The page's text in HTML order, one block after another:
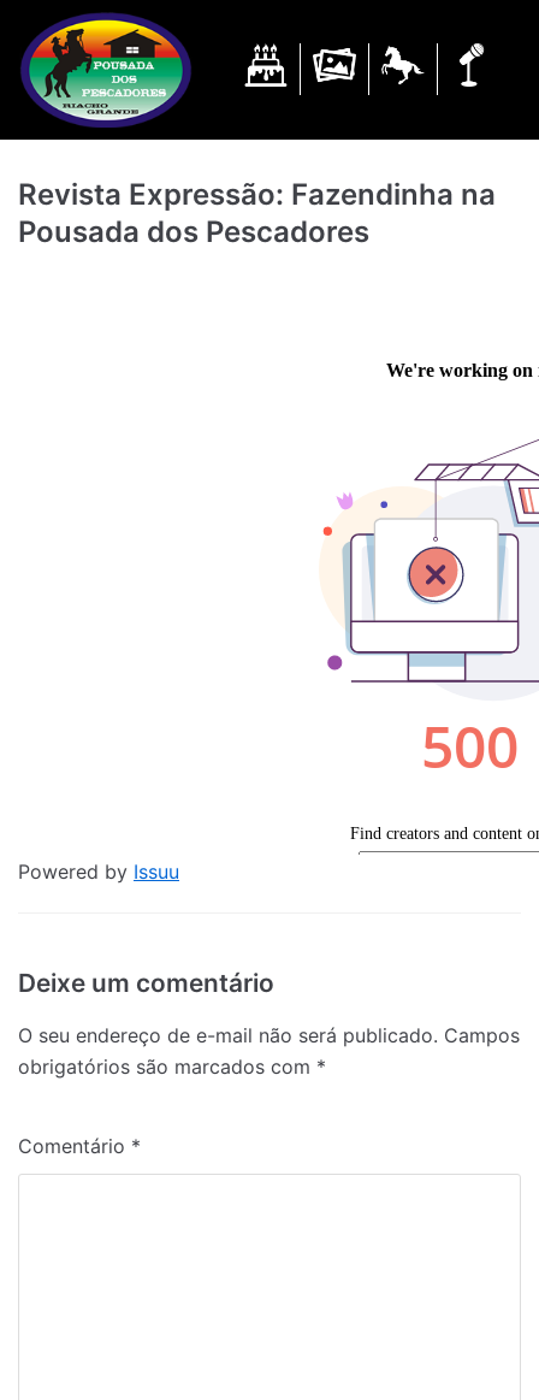
Pular
para
o
conteúdo
Revista Expressão: Fazendinha na
Pousada dos Pescadores
Powered by Issuu
Deixe um comentário
O seu endereço de e-mail não será publicado. Campos
obrigatórios são marcados com *
Comentário *